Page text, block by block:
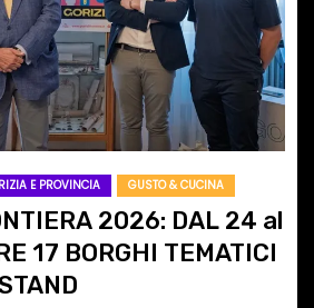
E PROVINCIA GUSTO & CUCINA
2026: DAL 24 al
17 BORGHI TEMATICI